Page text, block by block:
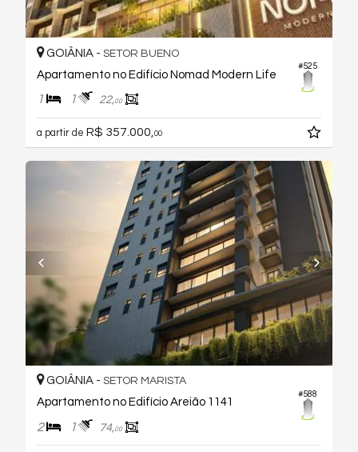
#525
GOIÂNIA - SETOR BUENO
Apartamento no Edifício Nomad Modern Life
1 1 22,00
a partir de R$ 357.000, 00
#588
GOIÂNIA - SETOR MARISTA
Apartamento no Edifício Areião 1141
2 1 74,00